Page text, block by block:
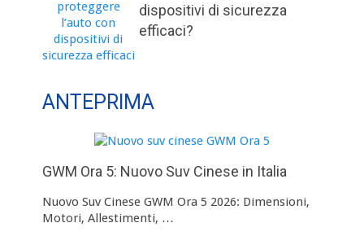
dispositivi di sicurezza
efficaci?
ANTEPRIMA
GWM Ora 5: Nuovo Suv Cinese in Italia
Nuovo Suv Cinese GWM Ora 5 2026: Dimensioni,
Motori, Allestimenti, …